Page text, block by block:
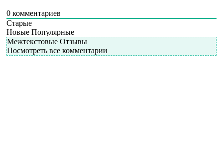
0 комментариев
Старые
Новые Популярные
Межтекстовые Отзывы
Посмотреть все комментарии